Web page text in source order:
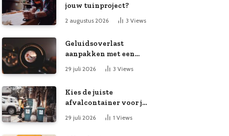
jouw tuinproject?
2 augustus 2026 3 Views
Geluidsoverlast
aanpakken met een
slimme meting
29 juli 2026 3 Views
Kies de juiste
afvalcontainer voor je
29 juli 2026 1 Views